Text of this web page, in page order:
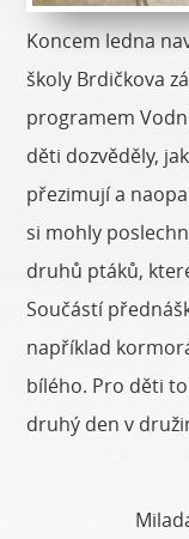
Koncem ledna
školy Brdičkova
programem
děti dozvěděly,
přezimují a
si mohly
druhů ptáků,
Součástí
například
bílého. Pro děti
druhý den v